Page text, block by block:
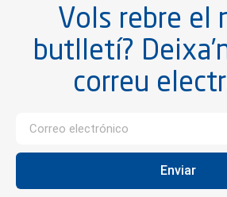
Vols rebre el
butlletí?
correu
Enviar